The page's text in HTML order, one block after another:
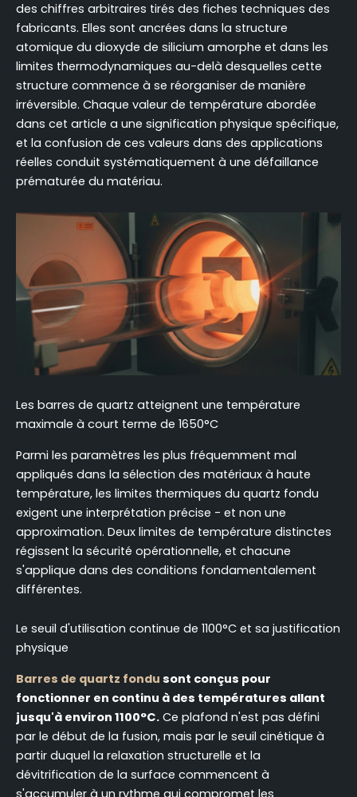
des chiffres arbitraires tirés des fiches techniques des
fabricants. Elles sont ancrées dans la structure
atomique du dioxyde de silicium amorphe et dans les
limites thermodynamiques au-delà desquelles cette
structure commence à se réorganiser de manière
irréversible. Chaque valeur de température abordée
dans cet article a une signification physique spécifique,
et la confusion de ces valeurs dans des applications
réelles conduit systématiquement à une défaillance
prématurée du matériau.
Les barres de quartz atteignent une température
maximale à court terme de 1650°C
Parmi les paramètres les plus fréquemment mal
appliqués dans la sélection des matériaux à haute
température, les limites thermiques du quartz fondu
exigent une interprétation précise - et non une
approximation. Deux limites de température distinctes
régissent la sécurité opérationnelle, et chacune
s'applique dans des conditions fondamentalement
différentes.
Le seuil d'utilisation continue de 1100°C et sa justification
physique
Barres de quartz fondu sont conçus pour
fonctionner en continu à des températures allant
jusqu'à environ 1100°C. Ce plafond n'est pas défini
par le début de la fusion, mais par le seuil cinétique à
partir duquel la relaxation structurelle et la
dévitrification de la surface commencent à
s'accumuler à un rythme qui compromet les